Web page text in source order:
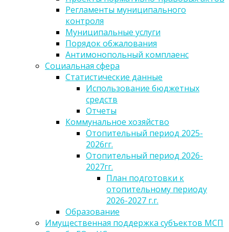
Регламенты муниципального
контроля
Муниципальные услуги
Порядок обжалования
Антимонопольный комплаенс
Социальная сфера
Статистические данные
Использование бюджетных
средств
Отчеты
Коммунальное хозяйство
Отопительный период 2025-
2026гг.
Отопительный период 2026-
2027гг.
План подготовки к
отопительному периоду
2026-2027 г.г.
Образование
Имущественная поддержка субъектов МСП